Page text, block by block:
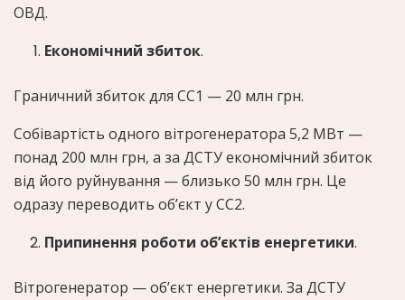
ОВД.
Економічний збиток.
Граничний збиток для СС1 — 20 млн грн.
Собівартість одного вітрогенератора 5,2 МВт —
понад 200 млн грн, а за ДСТУ економічний збиток
від його руйнування — близько 50 млн грн. Це
одразу переводить об’єкт у СС2.
Припинення роботи об’єктів енергетики.
Вітрогенератор — об’єкт енергетики. За ДСТУ